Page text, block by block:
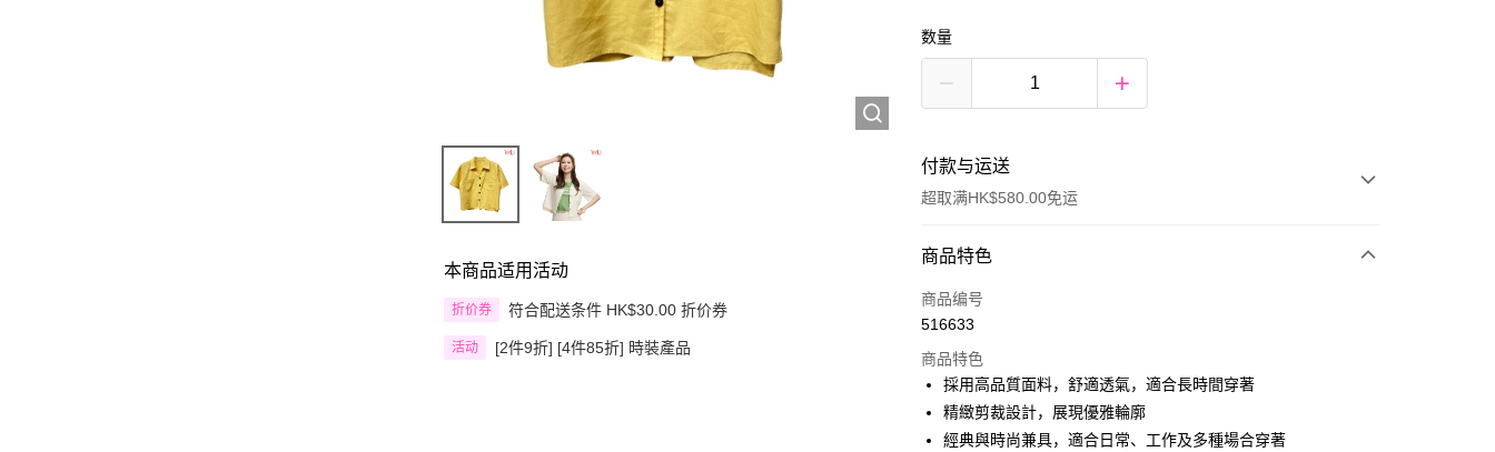
本商品适用活动
折价券 符合配送条件 HK$30.00 折价券
活动 [2件9折] [4件85折] 時裝產品
数量
付款与运送
超取满HK$580.00免运
付款方式
信用卡
Google Pay
AlipayHK
商品特色
商品编号
516633
商品特色
採用高品質面料，舒適透氣，適合長時間穿著
精緻剪裁設計，展現優雅輪廓
經典與時尚兼具，適合日常、工作及多種場合穿著